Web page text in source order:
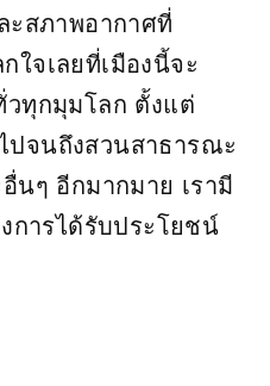
ะสภาพอากาศที่
จเลยที่เมืองนี้จะ
วทุกมุมโลก ตั้งแต่
ปจนถึงสวนสาธารณะ
นๆ อีกมากมาย เรามี
การได้รับประโยชน์